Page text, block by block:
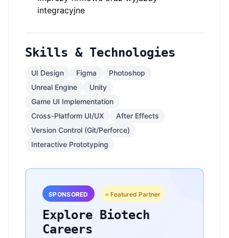
integracyjne
Skills & Technologies
UI Design Figma
Photoshop
Unreal Engine
Unity
Game UI Implementation
Cross-Platform UI/UX
After Effects
Version Control (Git/Perforce)
Interactive Prototyping
SPONSORED ⭐ Featured Partner
Explore Biotech
Careers